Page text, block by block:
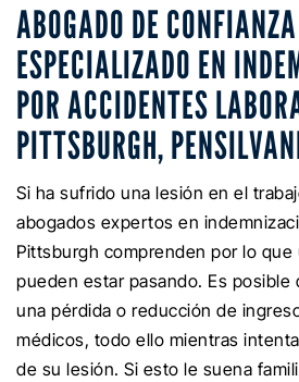
ABOGADO DE CONFIANZA
ESPECIALIZADO EN
POR ACCIDENTES
PITTSBURGH,
Si ha sufrido una lesión en el
abogados expertos en
Pittsburgh comprenden por lo que
pueden estar pasando. Es
una pérdida o reducción de
médicos, todo ello mientras
de su lesión. Si esto le suena